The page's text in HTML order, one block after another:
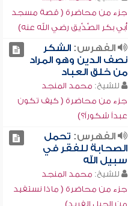
جزء من محاضرة ( قصة مسجد
أبي بكر الصِّدِّيق رضي الله عنه)
الفهرس:الشكر
نصف الدين وهو المراد
من خلق العباد
للشيخ: محمد المنجد
جزء من محاضرة ( كيف تكون
عبداً شكوراً؟)
الفهرس: تحمل
الصحابة للفقر في
سبيل الله
للشيخ: محمد المنجد
جزء من محاضرة ( ماذا نستفيد
من الجيل الفريد)